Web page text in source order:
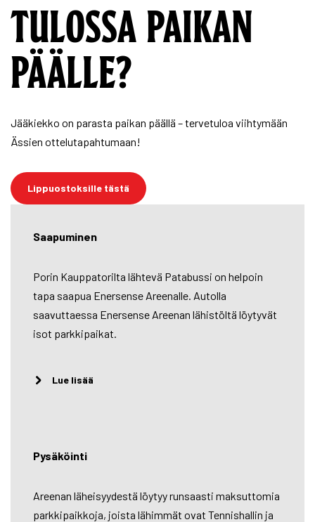
TULOSSA PAIKAN
PÄÄLLE?
Jääkiekko on parasta paikan päällä – tervetuloa viihtymään
Ässien ottelutapahtumaan!
Lippuostoksille tästä
Saapuminen
Porin Kauppatorilta lähtevä Patabussi on helpoin
tapa saapua Enersense Areenalle. Autolla
saavuttaessa Enersense Areenan lähistöltä löytyvät
isot parkkipaikat.
Lue lisää
Pysäköinti
Areenan läheisyydestä löytyy runsaasti maksuttomia
parkkipaikkoja, joista lähimmät ovat Tennishallin ja